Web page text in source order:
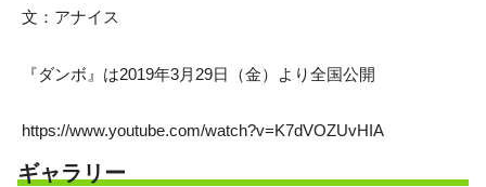
文：アナイス
『ダンボ』は2019年3月29日（金）より全国公開
https://www.youtube.com/watch?v=K7dVOZUvHIA
ギャラリー